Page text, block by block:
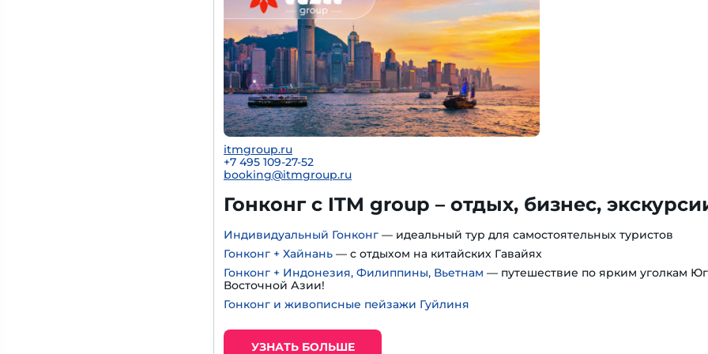
itmgroup.ru
+7 495 109-27-52
booking@itmgroup.ru
Гонконг с ITM group – отдых, бизнес,
Индивидуальный Гонконг — идеальный тур для самостоятельных туристов
Гонконг + Хайнань — с отдыхом на китайских Гавайях
Гонконг + Индонезия, Филиппины, Вьетнам — путешествие по ярким уголкам
Восточной Азии!
Гонконг и живописные пейзажи Гуйлиня
УЗНАТЬ БОЛЬШЕ